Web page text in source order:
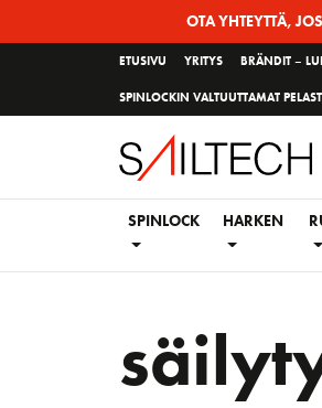
OTA YHTEYTTÄ,
ETUSIVU YRITYS BRÄNDIT –
SPINLOCKIN VALTUUTTAMAT
SPINLOCK HARKEN